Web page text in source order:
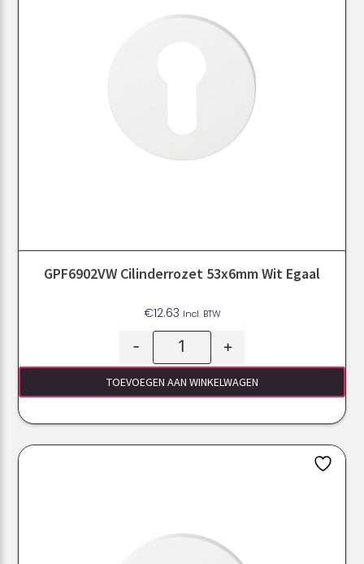
GPF6902VW Cilinderrozet 53x6mm Wit Egaal
€12.63 Incl. BTW
- +
TOEVOEGEN AAN WINKELWAGEN